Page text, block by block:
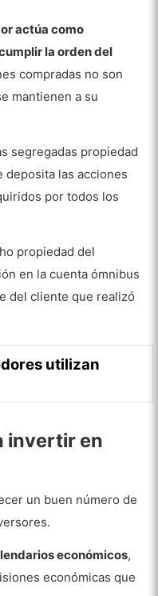
actúa como
la orden del
compradas no son
mantienen a su
segregadas propiedad
las acciones
por todos los
propiedad del
en la cuenta ómnibus
del cliente que realizó
utilizan
invertir en
un buen número de
económicos,
económicas que